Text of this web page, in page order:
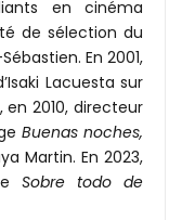
en cinéma
de sélection du
En 2001,
Lacuesta sur
en 2010, directeur
Buenas noches,
Martin. En 2023,
Sobre todo de